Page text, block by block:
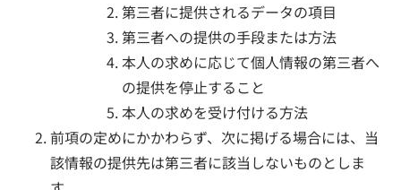
第三者に提供されるデータの項目
第三者への提供の手段または方法
本人の求めに応じて個人情報の第三者へ
の提供を停止すること
本人の求めを受け付ける方法
前項の定めにかかわらず、次に掲げる場合には、当
該情報の提供先は第三者に該当しないものとしま